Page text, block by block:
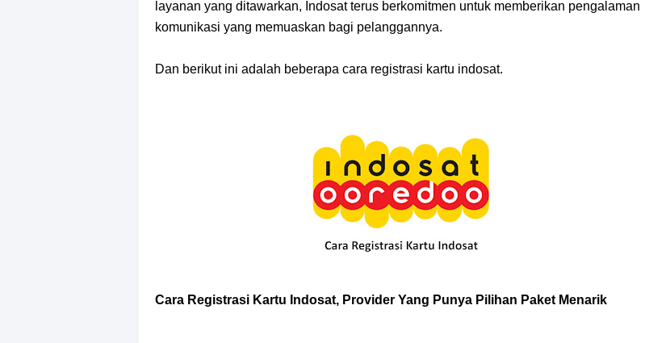
layanan yang ditawarkan, Indosat terus berkomitmen untuk memberikan pengalaman
komunikasi yang memuaskan bagi pelanggannya.
Dan berikut ini adalah beberapa cara registrasi kartu indosat.
Cara Registrasi Kartu Indosat, Provider Yang Punya Pilihan Paket Menarik